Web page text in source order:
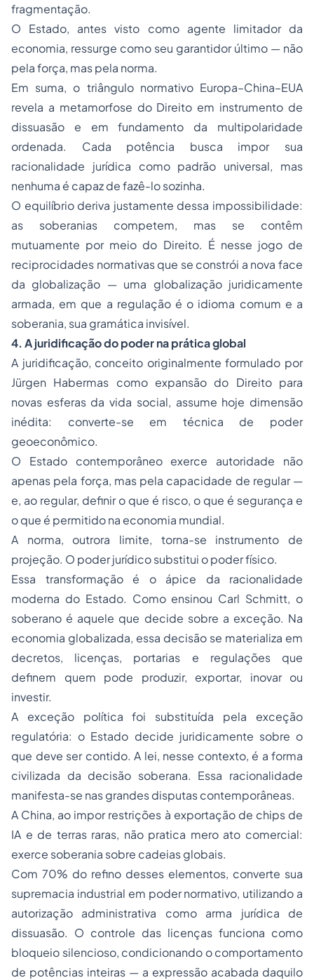
fragmentação.
O Estado, antes visto como agente limitador da
economia, ressurge como seu garantidor último — não
pela força, mas pela norma.
Em suma, o triângulo normativo Europa–China–EUA
revela a metamorfose do Direito em instrumento de
dissuasão e em fundamento da multipolaridade
ordenada. Cada potência busca impor sua
racionalidade jurídica como padrão universal, mas
nenhuma é capaz de fazê-lo sozinha.
O equilíbrio deriva justamente dessa impossibilidade:
as soberanias competem, mas se contêm
mutuamente por meio do Direito. É nesse jogo de
reciprocidades normativas que se constrói a nova face
da globalização — uma globalização juridicamente
armada, em que a regulação é o idioma comum e a
soberania, sua gramática invisível.
4. A juridificação do poder na prática global
A juridificação, conceito originalmente formulado por
Jürgen Habermas como expansão do Direito para
novas esferas da vida social, assume hoje dimensão
inédita: converte-se em técnica de poder
geoeconômico.
O Estado contemporâneo exerce autoridade não
apenas pela força, mas pela capacidade de regular —
e, ao regular, definir o que é risco, o que é segurança e
o que é permitido na economia mundial.
A norma, outrora limite, torna-se instrumento de
projeção. O poder jurídico substitui o poder físico.
Essa transformação é o ápice da racionalidade
moderna do Estado. Como ensinou Carl Schmitt, o
soberano é aquele que decide sobre a exceção. Na
economia globalizada, essa decisão se materializa em
decretos, licenças, portarias e regulações que
definem quem pode produzir, exportar, inovar ou
investir.
A exceção política foi substituída pela exceção
regulatória: o Estado decide juridicamente sobre o
que deve ser contido. A lei, nesse contexto, é a forma
civilizada da decisão soberana. Essa racionalidade
manifesta-se nas grandes disputas contemporâneas.
A China, ao impor restrições à exportação de chips de
IA e de terras raras, não pratica mero ato comercial:
exerce soberania sobre cadeias globais.
Com 70% do refino desses elementos, converte sua
supremacia industrial em poder normativo, utilizando a
autorização administrativa como arma jurídica de
dissuasão. O controle das licenças funciona como
bloqueio silencioso, condicionando o comportamento
de potências inteiras — a expressão acabada daquilo